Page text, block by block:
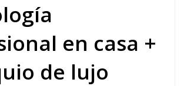
en casa +
de lujo